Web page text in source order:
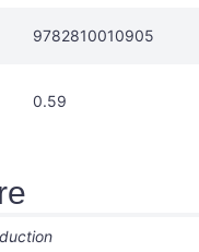
9782810010905
0.59